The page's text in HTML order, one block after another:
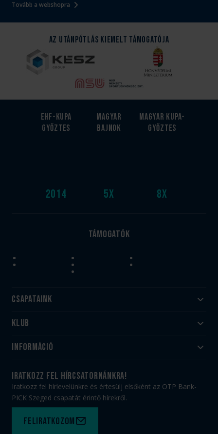
Tovább a webshopra
Az Utánpótlás kiemelt támogatója
EHF-Kupa
győztes
2014
Magyar
bajnok
5x
Magyar kupa-
győztes
8x
Támogatók
Csapataink
Felnőtt
Utánpótlás
Klub
#HandballFamily
Munkatársaink
PICK Aréna
Sajtóakkreditáció
Információ
Jegy- és bérletvásárlás
Webshop
Adatvédelem
Felhasználási feltételek
iratkozz fel hírcsatornánkra!
Iratkozz fel hírlevelünkre és értesülj elsőként az OTP Bank-
PICK Szeged csapatát érintő hírekről.
Feliratkozom